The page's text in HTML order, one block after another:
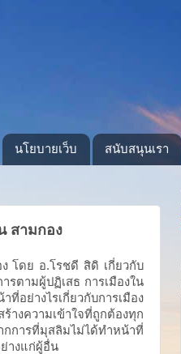
นโยบายเว็บ สนับสนุนเรา
สามกอง
โดย อ.โรชดี สิดิ เกี่ยวกับ
รตามผู้ปฏิเสธ การเมืองใน
อย่างไรเกี่ยวกับการเมือง
างความเข้าใจที่ถูกต้องทุก
กการที่มุสลิมไม่ได้ทำหน้าที่
างแก่ผู้อื่น